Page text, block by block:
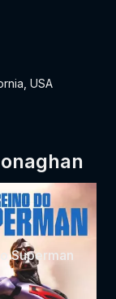
USA
Superman